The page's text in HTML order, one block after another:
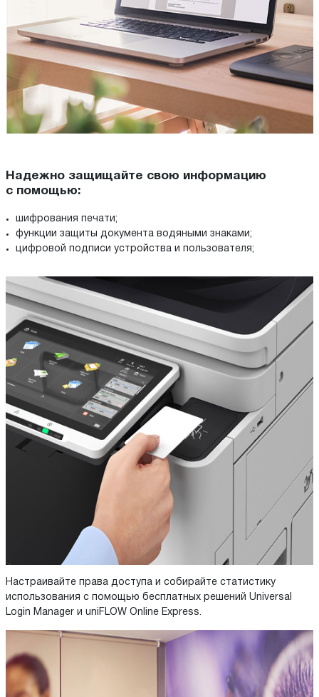
Надежно защищайте свою информацию
с помощью:
шифрования печати;
функции защиты документа водяными знаками;
цифровой подписи устройства и пользователя;
Настраивайте права доступа и собирайте статистику
использования с помощью бесплатных решений Universal
Login Manager и uniFLOW Online Express.